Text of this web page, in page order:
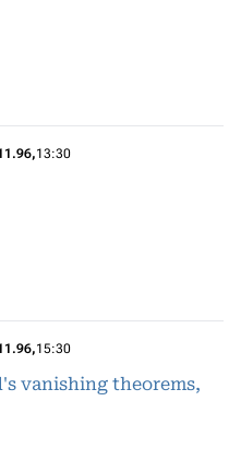
,13:30
,15:30
vanishing theorems,